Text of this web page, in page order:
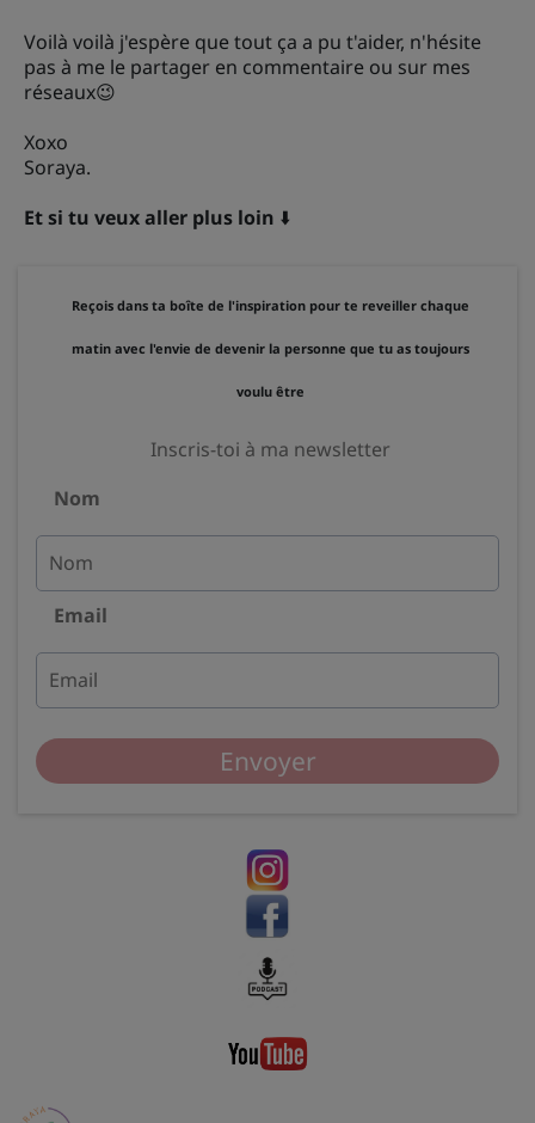
Voilà voilà j'espère que tout ça a pu t'aider, n'hésite
pas à me le partager en commentaire ou sur mes
réseaux😉
Xoxo
Soraya.
Et si tu veux aller plus loin ⬇️
Reçois dans ta boîte de l'inspiration pour te reveiller chaque
matin avec l'envie de devenir la personne que tu as toujours
voulu être
Inscris-toi à ma newsletter
Nom
Email
Envoyer